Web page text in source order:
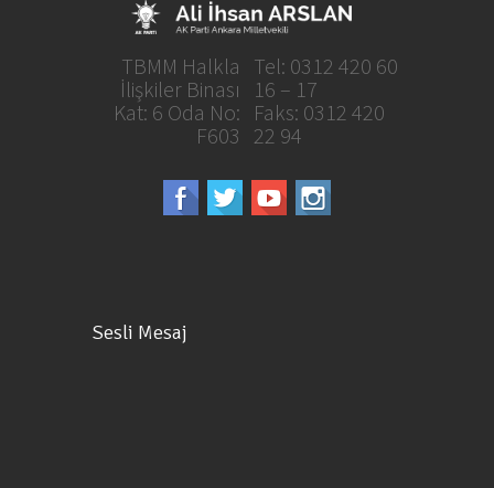
Tel: 0312 420 60
16 – 17
Faks: 0312 420
22 94
TBMM Halkla
İlişkiler Binası
Kat: 6 Oda No:
F603
Sesli Mesaj